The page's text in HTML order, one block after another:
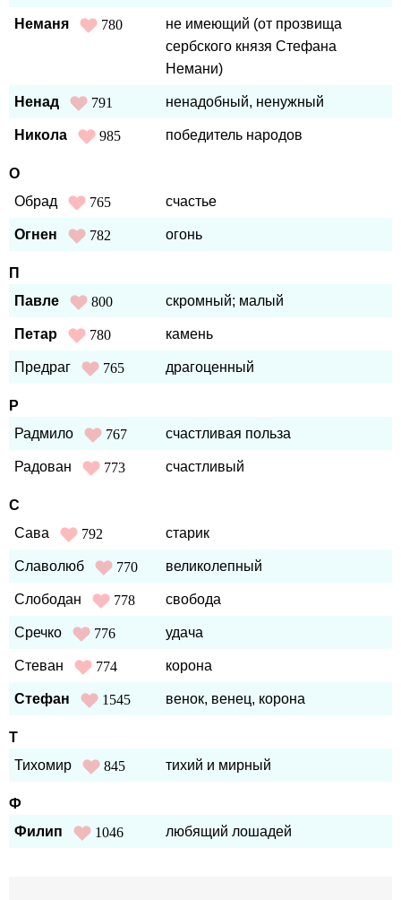
Неманя 780
не имеющий (от прозвища
сербского князя Стефана
Немани)
Ненад 791 ненадобный, ненужный
Никола 985 победитель народов
О
Обрад
765 счастье
Огнен 782 огонь
П
Павле
800 скромный; малый
Петар 780 камень
Предраг 765 драгоценный
Р
Радмило
767 счастливая польза
Радован 773 счастливый
С
Сава
792 старик
Славолюб 770 великолепный
Слободан 778 свобода
Сречко 776 удача
Стеван 774 корона
Стефан 1545 венок, венец, корона
Т
Тихомир
845 тихий и мирный
Ф
Филип
1046 любящий лошадей